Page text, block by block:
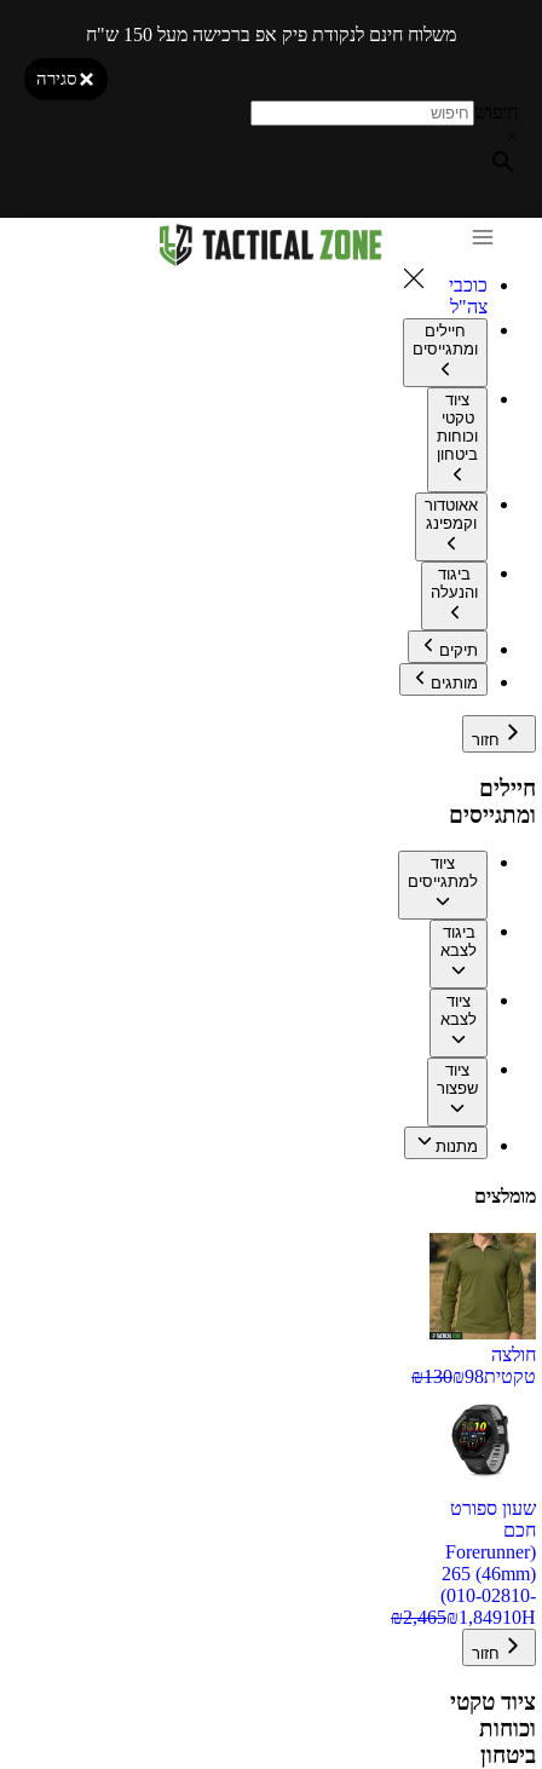
משלוח חינם לנקודת פיק אפ ברכישה מעל 150 ש"ח
סגירה
כוכבי
צה"ל
חיילים
ומתגייסים
ציוד
טקטי
וכוחות
ביטחון
אאוטדור
וקמפינג
ביגוד
והנעלה
תיקים
מותגים
חזור
חיילים
ומתגייסים
ציוד
למתגייסים
ביגוד
לצבא
ציוד
לצבא
ציוד
שפצור
מתנות
מומלצים
חולצה
טקטית
₪98
₪130
שעון ספורט
חכם
(Forerunner
265 (46mm)
(010-02810-
10H
₪1,849
₪2,465
חזור
ציוד טקטי
וכוחות
ביטחון